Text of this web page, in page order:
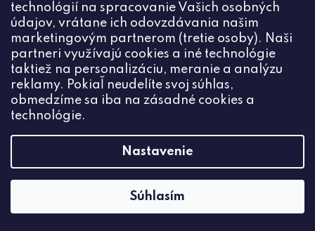
technológií na spracovanie Vašich osobných
údajov, vrátane ich odovzdávania našim
marketingovým partnerom (tretie osoby). Naši
partneri využívajú cookies a iné technológie
taktiež na personalizáciu, meranie a analýzu
reklamy. Pokiaľ neudelíte svoj súhlas,
obmedzíme sa iba na zásadné cookies a
technológie.
Nastavenie
Súhlasím